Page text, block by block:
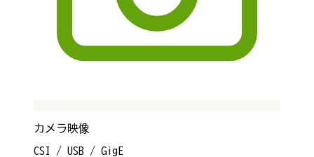
カメラ映像
CSI / USB / GigE